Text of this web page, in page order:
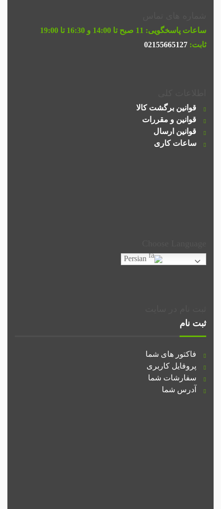
ساعات پاسخگویی:
ثابت: 02155665127
قوانین برگشت کالا
قوانین و مقررات
قوانین ارسال
ساعات کاری
ثبت نام
فاکتور های شما
پروفایل کاربری
سفارشات شما
آدرس شما